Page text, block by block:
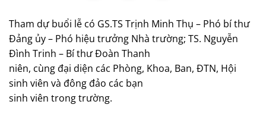
Tham dự buổi lễ có GS.TS Trịnh Minh Thụ – Phó bí thư
Đảng ủy – Phó hiệu trưởng Nhà trường; TS. Nguyễn
Đình Trinh – Bí thư Đoàn Thanh
niên, cùng đại diện các Phòng, Khoa, Ban, ĐTN, Hội
sinh viên và đông đảo các bạn
sinh viên trong trường.